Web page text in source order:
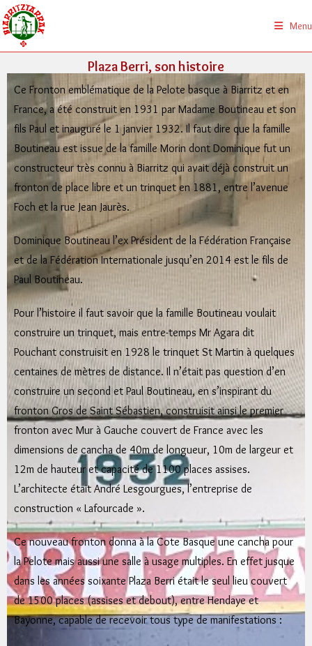
Menu
Plaza Berri, son histoire
Ce Fronton emblématique de la Pelote basque à Biarritz et en
France, a été construit en 1931 par Madame Boutineau et son
fils Paul et inauguré le 1 janvier 1932. Il faut dire que la famille
Boutineau est issue de la famille Morin dont Dominique fut un
constructeur très connu à Biarritz qui avait déjà construit un
fronton de place libre et un trinquet en 1881, entre l’avenue
Foch et la rue Jean Jaurès.
Dominique Boutineau l’ex Président de la Fédération Française
et de la Fédération Internationale jusqu’en 2014 est le fils de
Paul Boutineau.
Pour l’histoire il faut savoir que la famille Boutineau voulait
construire un trinquet, mais entre-temps Mr Agara dit
Pouchant construisit en 1928 le trinquet St Martin à quelques
centaines de mètres de distance. Il n’était pas question d’en
construire un second et Paul Boutineau, en s’inspirant du
fronton Gros de Saint Sébastien, construisit ainsi le premier
fronton avec Mur à Gauche couvert de France avec les
dimensions de cancha de 40m de longueur, 10m de largeur et
12m de hauteur et capacité de 1100 places assises.
L’architecte était André Lesgourgues, l’entreprise de
construction « Lafourcade ».
Ce nouveau fronton donna à la Cote Basque une cancha pour
la Pelote mais aussi une salle à usage multiples. En effet jusque
dans les années soixante Plaza Berri était le seul lieu couvert
de 1500 places (assises et debout), entre Hendaye et
Bayonne, capable de recevoir tous type de manifestations :